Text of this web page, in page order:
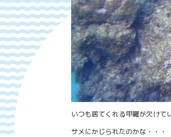
いつも居てくれる甲羅が欠け
サメにかじられたのかな・・